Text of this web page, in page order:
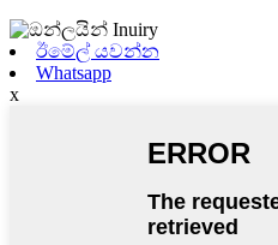
ඊමේල් යවන්න
Whatsapp
x